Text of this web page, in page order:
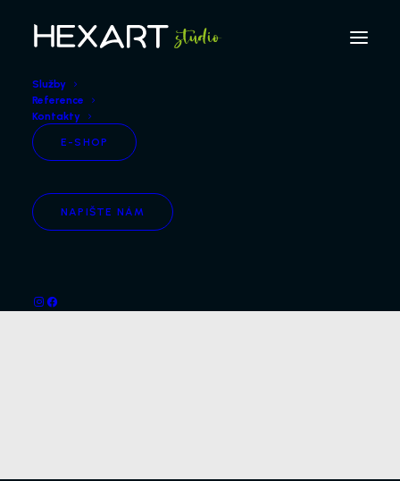
Služby
Reference
Kontakty
E-SHOP
NAPIŠTE NÁM